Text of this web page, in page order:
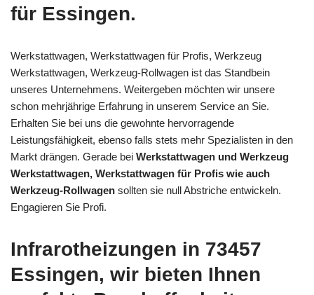
für Essingen.
Werkstattwagen, Werkstattwagen für Profis, Werkzeug
Werkstattwagen, Werkzeug-Rollwagen ist das Standbein
unseres Unternehmens. Weitergeben möchten wir unsere
schon mehrjährige Erfahrung in unserem Service an Sie.
Erhalten Sie bei uns die gewohnte hervorragende
Leistungsfähigkeit, ebenso falls stets mehr Spezialisten in den
Markt drängen. Gerade bei Werkstattwagen und Werkzeug
Werkstattwagen, Werkstattwagen für Profis wie auch
Werkzeug-Rollwagen sollten sie null Abstriche entwickeln.
Engagieren Sie Profi.
Infrarotheizungen in 73457
Essingen, wir bieten Ihnen